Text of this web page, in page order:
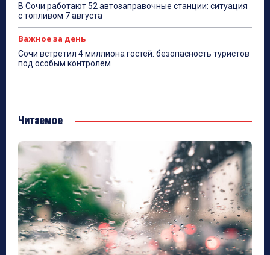
В Сочи работают 52 автозаправочные станции: ситуация
с топливом 7 августа
Важное за день
Сочи встретил 4 миллиона гостей: безопасность туристов
под особым контролем
Читаемое